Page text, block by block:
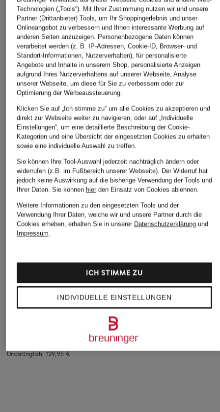
+Aktionsrabatt
Ursprünglich:129,95 €
Pullover mit
Cashmere
199,99 €
Pullover
129,95 €
Technologien („Tools“). Mit Ihrer Zustimmung nutzen wir und unsere
Partner (Drittanbieter) Tools, um Ihr Shoppingerlebnis und unser
Onlineangebot zu verbessern und Ihnen interessante Werbung auf
anderen Seiten anzuzeigen. Personenbezogene Daten können
verarbeitet werden (z. B. IP-Adressen, Cookie-ID, Browser- und
Standort-Informationen, Nutzerverhalten), für personalisierte
Angebote und Inhalte in unserem Shop, personalisierte Anzeigen
aufgrund Ihres Nutzerverhaltens auf unserer Webseite, Analyse
unserer Webseite, um diese für Sie zu verbessern oder zur
Optimierung der Werbeaussteuerung.
Klicken Sie auf „Ich stimme zu“ um alle Cookies zu akzeptieren und
direkt zur Webseite weiter zu navigieren; oder auf „Individuelle
Einstellungen“, um eine detaillierte Beschreibung der Cookie-
Kategorien und eine Übersicht der eingesetzten Cookies zu erhalten
sowie eine individuelle Auswahl zu treffen.
Sie können Ihre Tool-Auswahl jederzeit nachträglich ändern oder
widerrufen (z.B. im Fußbereich unserer Webseite). Der Widerruf hat
jedoch keine Auswirkung auf die bisherige Verwendung der Tools und
Ihrer Daten. Sie können hierden Einsatz von Cookies ablehnen.
Weitere Informationen zu den eingesetzten Tools und der
Verwendung Ihrer Daten, welche wir und unsere Partner durch die
Cookies erheben, erhalten Sie in unserer Datenschutzerklärungund
Impressum.
INDIVIDUELLE EINSTELLUNGEN
ICH STIMME ZU